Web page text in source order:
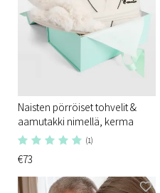
Naisten pörröiset tohvelit &
aamutakki nimellä, kerma
(1)
€73